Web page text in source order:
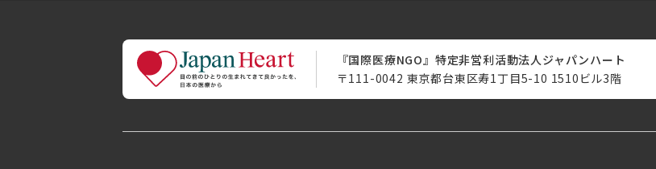
『国際医療NGO』特定非営利活動法人ジャパンハート
〒111-0042 東京都台東区寿1丁目5-10 1510ビル3階